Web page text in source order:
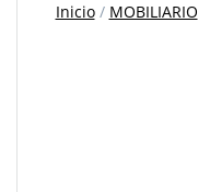
Inicio/ MOBILIARIO